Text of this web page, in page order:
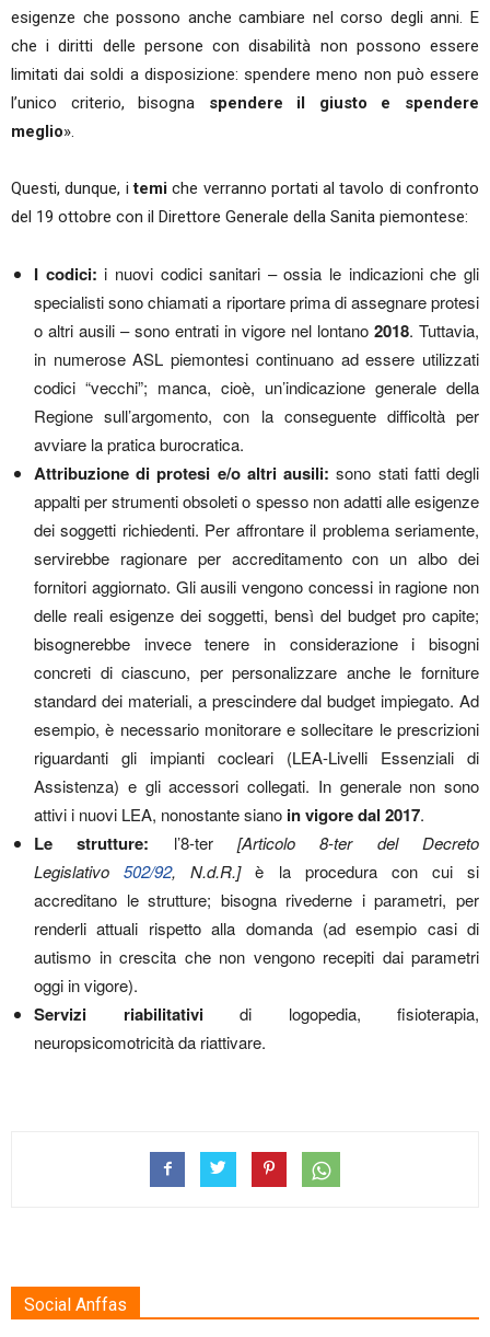
esigenze che possono anche cambiare nel corso degli anni. E
che i diritti delle persone con disabilità non possono essere
limitati dai soldi a disposizione: spendere meno non può essere
l’unico criterio, bisogna spendere il giusto e spendere
meglio».
Questi, dunque, itemiche verranno portati al tavolo di confronto
del 19 ottobre con il Direttore Generale della Sanita piemontese:
I codici: i nuovi codici sanitari – ossia le indicazioni che gli
specialisti sono chiamati a riportare prima di assegnare protesi
o altri ausili – sono entrati in vigore nel lontano 2018. Tuttavia,
in numerose ASL piemontesi continuano ad essere utilizzati
codici “vecchi”; manca, cioè, un’indicazione generale della
Regione sull’argomento, con la conseguente difficoltà per
avviare la pratica burocratica.
Attribuzione di protesi e/o altri ausili: sono stati fatti degli
appalti per strumenti obsoleti o spesso non adatti alle esigenze
dei soggetti richiedenti. Per affrontare il problema seriamente,
servirebbe ragionare per accreditamento con un albo dei
fornitori aggiornato. Gli ausili vengono concessi in ragione non
delle reali esigenze dei soggetti, bensì del budget pro capite;
bisognerebbe invece tenere in considerazione i bisogni
concreti di ciascuno, per personalizzare anche le forniture
standard dei materiali, a prescindere dal budget impiegato. Ad
esempio, è necessario monitorare e sollecitare le prescrizioni
riguardanti gli impianti cocleari (LEA-Livelli Essenziali di
Assistenza) e gli accessori collegati. In generale non sono
attivi i nuovi LEA, nonostante siano in vigore dal 2017.
Le strutture: l’8-ter[Articolo 8-ter del Decreto
Legislativo502/92, N.d.R.]è la procedura con cui si
accreditano le strutture; bisogna rivederne i parametri, per
renderli attuali rispetto alla domanda (ad esempio casi di
autismo in crescita che non vengono recepiti dai parametri
oggi in vigore).
Servizi riabilitatividi logopedia, fisioterapia,
neuropsicomotricità da riattivare.
Social Anffas